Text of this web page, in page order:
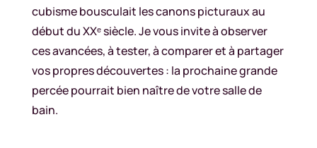
cubisme bousculait les canons picturaux au
début du XXᵉ siècle. Je vous invite à observer
ces avancées, à tester, à comparer et à partager
vos propres découvertes : la prochaine grande
percée pourrait bien naître de votre salle de
bain.